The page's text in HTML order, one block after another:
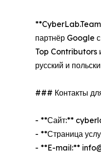
**CyberLab.Team
партнёр Google
Top Contributors
русский и
### Контакты
- **Сайт:**
- **Страница
- **E-mail:**